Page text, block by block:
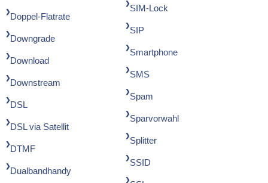
Doppel-Flatrate
Downgrade
Download
Downstream
DSL
DSL via Satellit
DTMF
Dualbandhandy
SIM-Lock
SIP
Smartphone
SMS
Spam
Sparvorwahl
Splitter
SSID